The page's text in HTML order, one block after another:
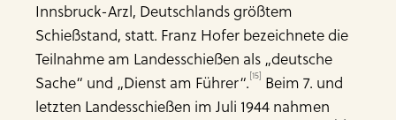
Innsbruck-Arzl, Deutschlands größtem
Schießstand, statt. Franz Hofer bezeichnete die
Teilnahme am Landesschießen als „deutsche
Sache“ und „Dienst am Führer“.[15] Beim 7. und
letzten Landesschießen im Juli 1944 nahmen